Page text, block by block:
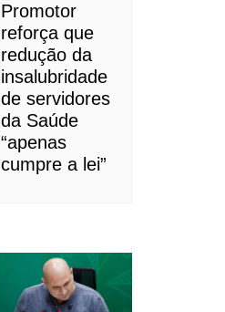
Promotor
reforça que
redução da
insalubridade
de servidores
da Saúde
“apenas
cumpre a lei”